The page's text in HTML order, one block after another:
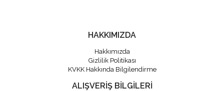
HAKKIMIZDA
Hakkımızda
Gizlilik Politikası
KVKK Hakkında Bilgilendirme
ALIŞVERİŞ BİLGİLERİ